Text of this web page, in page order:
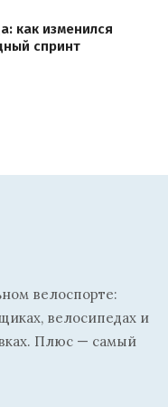
как изменился
спринт
велоспорте:
велосипедах и
Плюс — самый